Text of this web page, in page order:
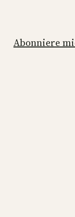
Abonniere